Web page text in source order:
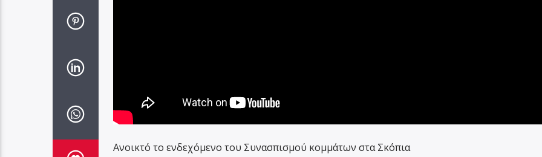
Ανοικτό το ενδεχόμενο του Συνασπισμού κομμάτων στα Σκόπια